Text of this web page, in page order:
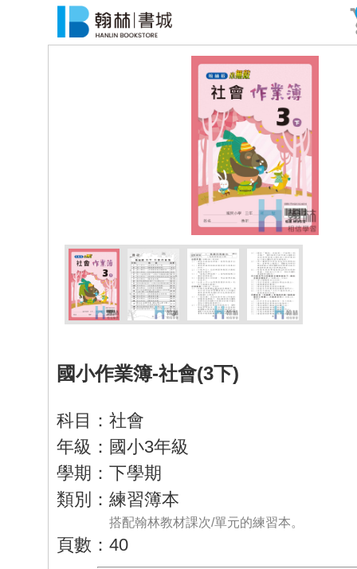
國小作業簿-社會(3下)
科目：社會
年級：國小3年級
學期：下學期
類別：練習簿本
搭配翰林教材課次/單元的練習本。
頁數：40